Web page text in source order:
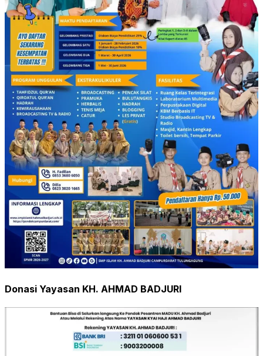
Donasi Yayasan KH. AHMAD BADJURI